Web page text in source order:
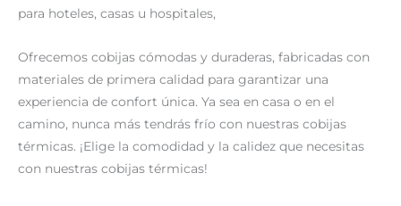
para hoteles, casas u hospitales,
Ofrecemos cobijas cómodas y duraderas, fabricadas con
materiales de primera calidad para garantizar una
experiencia de confort única. Ya sea en casa o en el
camino, nunca más tendrás frío con nuestras cobijas
térmicas. ¡Elige la comodidad y la calidez que necesitas
con nuestras cobijas térmicas!